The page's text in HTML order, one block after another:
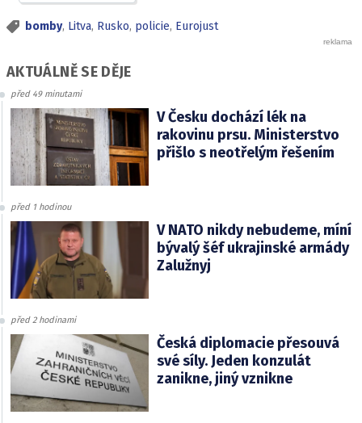
bomby, Litva, Rusko, policie, Eurojust
AKTUÁLNĚ SE DĚJE
před 49 minutami
V Česku dochází lék na
rakovinu prsu. Ministerstvo
přišlo s neotřelým řešením
před 1 hodinou
V NATO nikdy nebudeme, míní
bývalý šéf ukrajinské armády
Zalužnyj
před 2 hodinami
Česká diplomacie přesouvá
své síly. Jeden konzulát
zanikne, jiný vznikne